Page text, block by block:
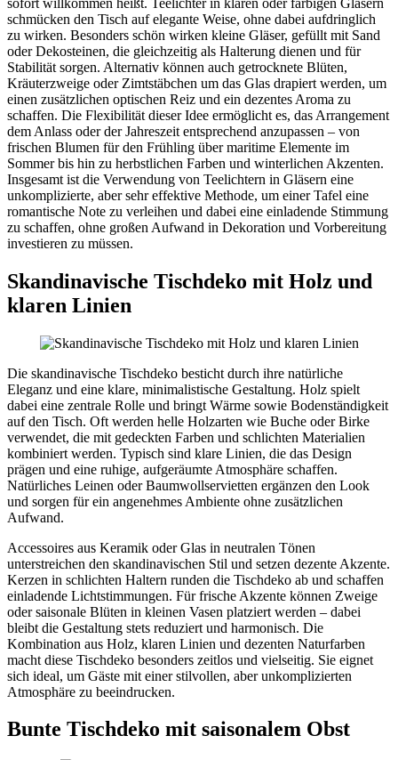
schmücken den Tisch auf elegante Weise, ohne dabei aufdringlich
zu wirken. Besonders schön wirken kleine Gläser, gefüllt mit Sand
oder Dekosteinen, die gleichzeitig als Halterung dienen und für
Stabilität sorgen. Alternativ können auch getrocknete Blüten,
Kräuterzweige oder Zimtstäbchen um das Glas drapiert werden, um
einen zusätzlichen optischen Reiz und ein dezentes Aroma zu
schaffen. Die Flexibilität dieser Idee ermöglicht es, das Arrangement
dem Anlass oder der Jahreszeit entsprechend anzupassen – von
frischen Blumen für den Frühling über maritime Elemente im
Sommer bis hin zu herbstlichen Farben und winterlichen Akzenten.
Insgesamt ist die Verwendung von Teelichtern in Gläsern eine
unkomplizierte, aber sehr effektive Methode, um einer Tafel eine
romantische Note zu verleihen und dabei eine einladende Stimmung
zu schaffen, ohne großen Aufwand in Dekoration und Vorbereitung
investieren zu müssen.
Skandinavische Tischdeko mit Holz und
klaren Linien
Die skandinavische Tischdeko besticht durch ihre natürliche
Eleganz und eine klare, minimalistische Gestaltung. Holz spielt
dabei eine zentrale Rolle und bringt Wärme sowie Bodenständigkeit
auf den Tisch. Oft werden helle Holzarten wie Buche oder Birke
verwendet, die mit gedeckten Farben und schlichten Materialien
kombiniert werden. Typisch sind klare Linien, die das Design
prägen und eine ruhige, aufgeräumte Atmosphäre schaffen.
Natürliches Leinen oder Baumwollservietten ergänzen den Look
und sorgen für ein angenehmes Ambiente ohne zusätzlichen
Aufwand.
Accessoires aus Keramik oder Glas in neutralen Tönen
unterstreichen den skandinavischen Stil und setzen dezente Akzente.
Kerzen in schlichten Haltern runden die Tischdeko ab und schaffen
einladende Lichtstimmungen. Für frische Akzente können Zweige
oder saisonale Blüten in kleinen Vasen platziert werden – dabei
bleibt die Gestaltung stets reduziert und harmonisch. Die
Kombination aus Holz, klaren Linien und dezenten Naturfarben
macht diese Tischdeko besonders zeitlos und vielseitig. Sie eignet
sich ideal, um Gäste mit einer stilvollen, aber unkomplizierten
Atmosphäre zu beeindrucken.
Bunte Tischdeko mit saisonalem Obst